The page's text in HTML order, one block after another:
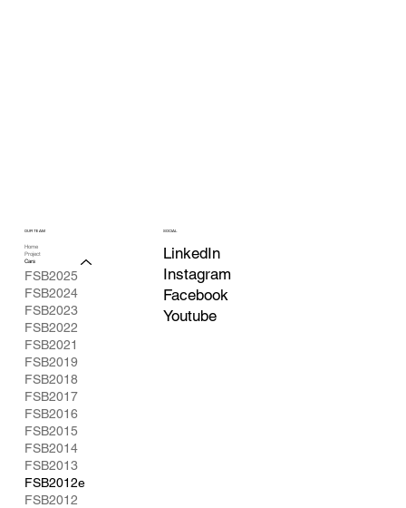
OUR TEAM
Home
Project
Cars
FSB2025
FSB2024
FSB2023
FSB2022
FSB2021
FSB2019
FSB2018
FSB2017
FSB2016
FSB2015
FSB2014
FSB2013
FSB2012e
FSB2012
SOCIAL
LinkedIn
Instagram
Facebook
Youtube